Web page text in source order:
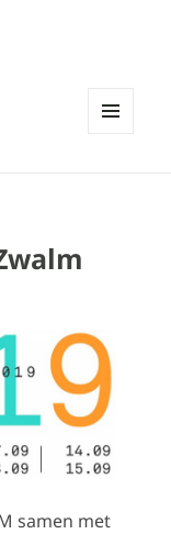
samen met